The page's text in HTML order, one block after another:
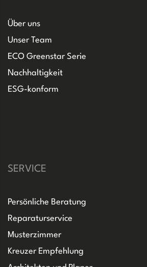
Über uns
Unser Team
ECO Greenstar Serie
Nachhaltigkeit
ESG-konform
SERVICE
Persönliche Beratung
Reparaturservice
Musterzimmer
Kreuzer Empfehlung